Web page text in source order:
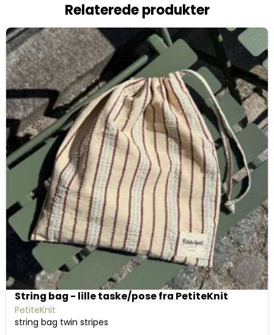
Relaterede produkter
String bag - lille taske/pose fra PetiteKnit
PetiteKnit
string bag twin stripes